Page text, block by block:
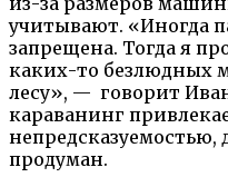
учитывают. «Иногда
запрещена. Тогда я
каких-то безлюдных
лесу», — говорит
караванинг
непредсказуемостью,
продуман.